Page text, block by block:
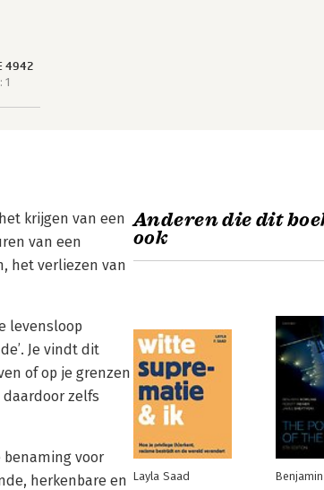
4942
1
krijgen van een
van een
het verliezen van
levensloop
Je vindt dit
of op je grenzen
zelfs
benaming voor
herkenbare en
Anderen die dit
ook
Layla Saad